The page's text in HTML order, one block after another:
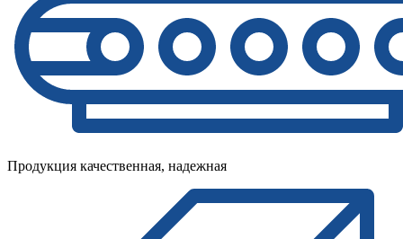
Продукция качественная, надежная